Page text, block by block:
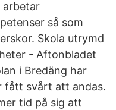
arbetar
så som
Skola utrymd
- Aftonbladet
i Bredäng har
fått svårt att andas.
tid på sig att